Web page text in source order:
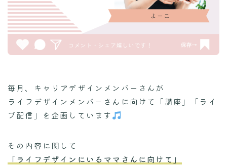
毎月、キャリアデザインメンバーさんが
ライフデザインメンバーさんに向けて「講座」「ライ
ブ配信」を企画しています
その内容に関して
「ライフデザインにいるママさんに向けて」